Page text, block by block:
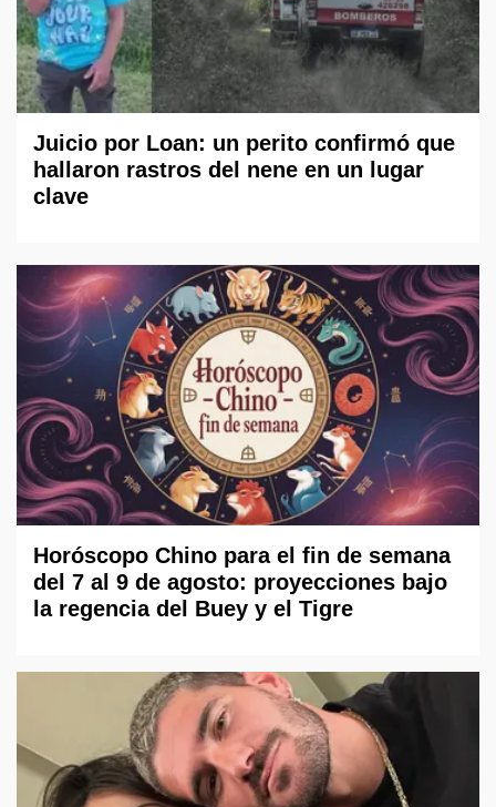
Juicio por Loan: un perito confirmó que
hallaron rastros del nene en un lugar
clave
Horóscopo Chino para el fin de semana
del 7 al 9 de agosto: proyecciones bajo
la regencia del Buey y el Tigre